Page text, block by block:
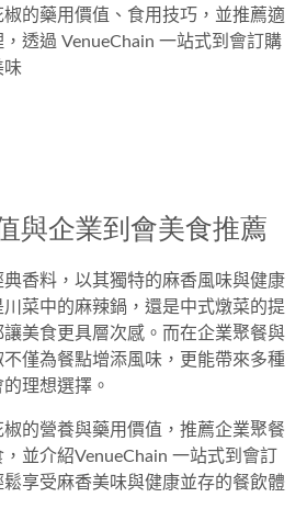
的藥用價值、食用技巧，並推薦適
透過 VenueChain 一站式到會訂購
味
與企業到會美食推薦
香料，以其獨特的麻香風味與健康
菜中的麻辣鍋 ，還是中式燉菜的提
讓美食更具層次感。而在企業聚餐與
僅為餐點增添風味，更能帶來多種
理想選擇。
椒的營養與藥用價值 ，推薦企業聚餐
，並介紹VenueChain 一站式到會訂
鬆享受麻香美味與健康並存的餐飲體